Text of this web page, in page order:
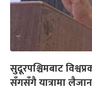
सुदूरपश्चिमबाट
सँगसँगै यात्रामा